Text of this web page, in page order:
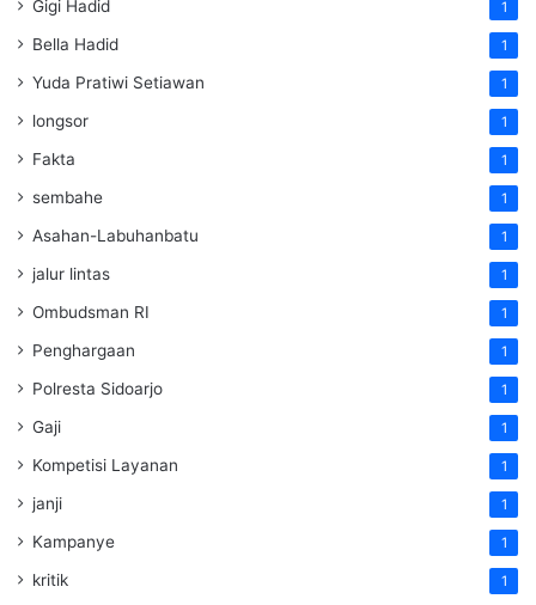
Gigi Hadid 1
Bella Hadid 1
Yuda Pratiwi Setiawan 1
longsor 1
Fakta 1
sembahe 1
Asahan-Labuhanbatu 1
jalur lintas 1
Ombudsman RI 1
Penghargaan 1
Polresta Sidoarjo 1
Gaji 1
Kompetisi Layanan 1
janji 1
Kampanye 1
kritik 1